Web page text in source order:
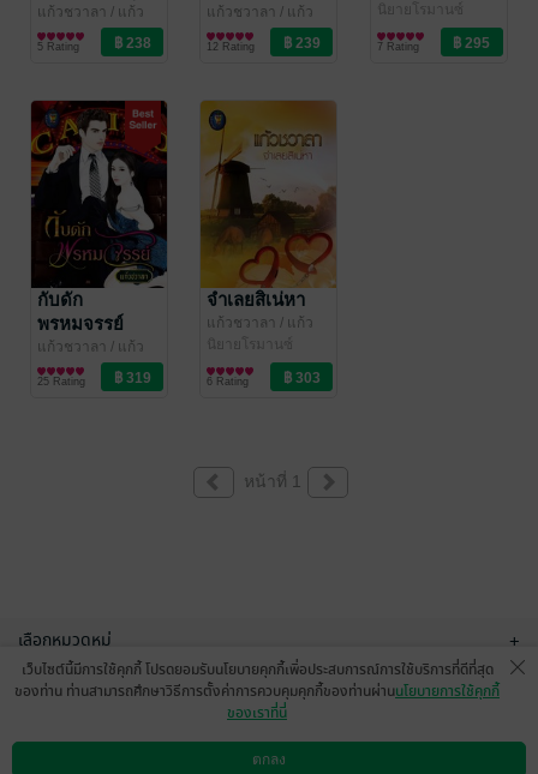
รักเพียงคุณ
ลำดับที่ 3)
(หนังสือเสียง)
แก้วชวาลา / แก้ว
ชวาลา (ไลต์ ออฟ
เลิฟ บุ๊คส์)
นิยายโรมานซ์
5 Rating
แก้วชวาลา / แก้ว
ชวาลา (ไลต์ ออฟ
เลิฟ บุ๊คส์)
นิยายโรมานซ์
12 Rating
ชวาลา (ไลต์ ออฟ
เลิฟ บุ๊คส์)
นิยายโรมานซ์
7 Rating
กับดัก
พรหมจรรย์
แก้วชวาลา / แก้ว
ชวาลา (ไลต์ ออฟ
เลิฟ บุ๊คส์)
นิยายโรมานซ์
25 Rating
จำเลยสิเน่หา
แก้วชวาลา / แก้ว
ชวาลา (ไลต์ ออฟ
เลิฟ บุ๊คส์)
นิยายโรมานซ์
6 Rating
หน้าที่ 1
เลือกหมวดหมู่ +
บริการช่วยเหลือ
เว็บไซต์นี้มีการใช้คุกกี้ โปรดยอมรับนโยบายคุกกี้เพื่อประสบการณ์การใช้บริการที่ดีที่สุด
ของท่าน ท่านสามารถศึกษาวิธีการตั้งค่าการควบคุมคุกกี้ของท่านผ่านนโยบายการใช้คุกกี้
ของเราที่นี่
ตกลง